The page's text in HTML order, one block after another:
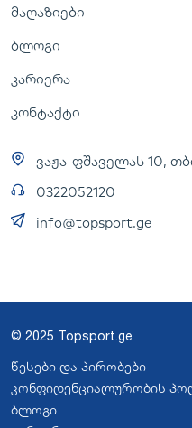
მაღაზიები
ბლოგი
კარიერა
კონტაქტი
ვაჟა-ფშაველას 10,
0322052120
info@topsport.ge
© 2025 Topsport.ge
წესები და პირობები
კონფიდენციალურობის
ბლოგი